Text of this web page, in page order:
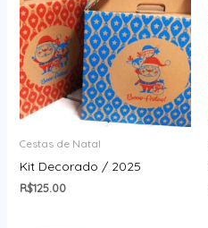
Cestas de Natal
Kit Decorado / 2025
R$125.00